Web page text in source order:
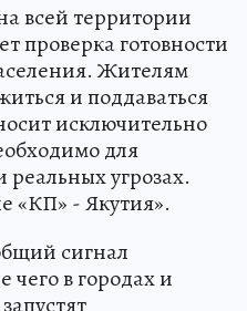
всей территории
проверка готовности
Жителям
и поддаваться
исключительно
для
угрозах.
«КП» - Якутия».
сигнал
в городах и